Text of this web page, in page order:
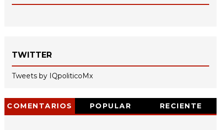
TWITTER
Tweets by IQpoliticoMx
COMENTARIOS POPULAR RECIENTE